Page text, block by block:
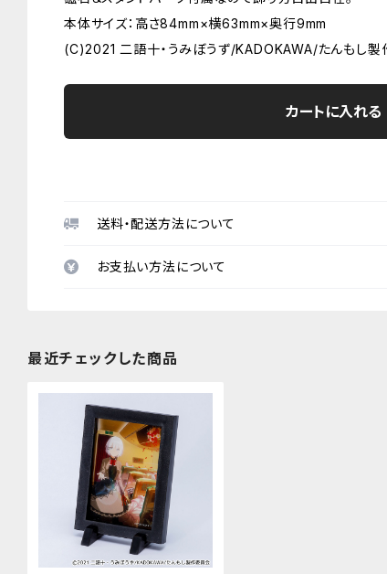
本体サイズ：高さ84mm×横63mm×奥行9mm
(C)2021 二語十・うみぼうず/KADOKAWA/たんもし製
カートに入れる
送料・配送方法について
お支払い方法について
最近チェックした商品